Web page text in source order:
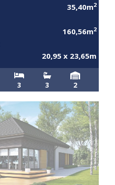
35,40m2
160,56m2
20,95 x 23,65m
3 3 2